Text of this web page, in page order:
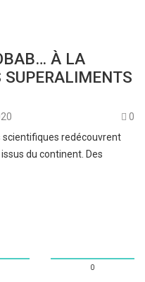
À LA
SUPERALIMENTS
0
scientifiques redécouvrent
du continent. Des
0